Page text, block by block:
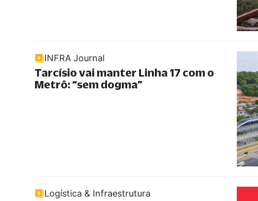
INFRA Journal
Tarcísio vai manter Linha 17 com o
Metrô: “sem dogma”
Logística & Infraestrutura